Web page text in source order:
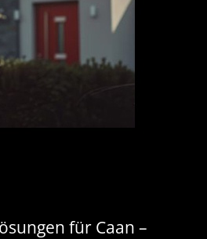
für Caan –